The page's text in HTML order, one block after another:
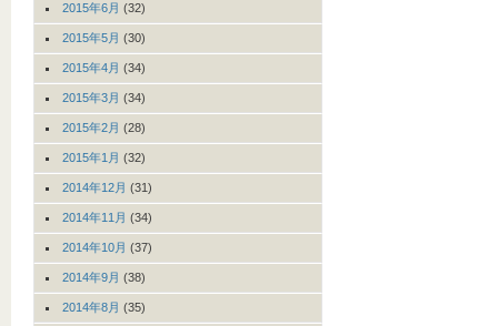
2015年6月 (32)
2015年5月 (30)
2015年4月 (34)
2015年3月 (34)
2015年2月 (28)
2015年1月 (32)
2014年12月 (31)
2014年11月 (34)
2014年10月 (37)
2014年9月 (38)
2014年8月 (35)